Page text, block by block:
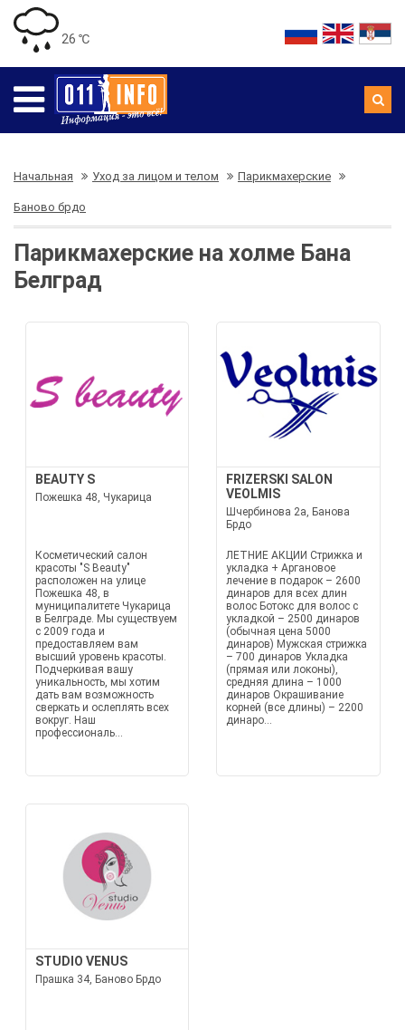
26 ℃
Начальная Уход за лицом и телом Парикмахерские
Баново брдо
Парикмахерские на холме Бана
Белград
BEAUTY S
Пожешка 48, Чукарица
Косметический салон
красоты "S Beauty"
расположен на улице
Пожешка 48, в
муниципалитете Чукарица
в Белграде. Мы существуем
с 2009 года и
предоставляем вам
высший уровень красоты.
Подчеркивая вашу
уникальность, мы хотим
дать вам возможность
сверкать и ослеплять всех
вокруг. Наш
профессиональ...
FRIZERSKI SALON
VEOLMIS
Шчербиновa 2a, Банова
Брдо
ЛЕТНИЕ АКЦИИ Стрижка и
укладка + Аргановое
лечение в подарок – 2600
динаров для всех длин
волос Ботокс для волос с
укладкой – 2500 динаров
(обычная цена 5000
динаров) Мужская стрижка
– 700 динаров Укладка
(прямая или локоны),
средняя длина – 1000
динаров Окрашивание
корней (все длины) – 2200
динаро...
STUDIO VENUS
Прашка 34, Баново Брдо